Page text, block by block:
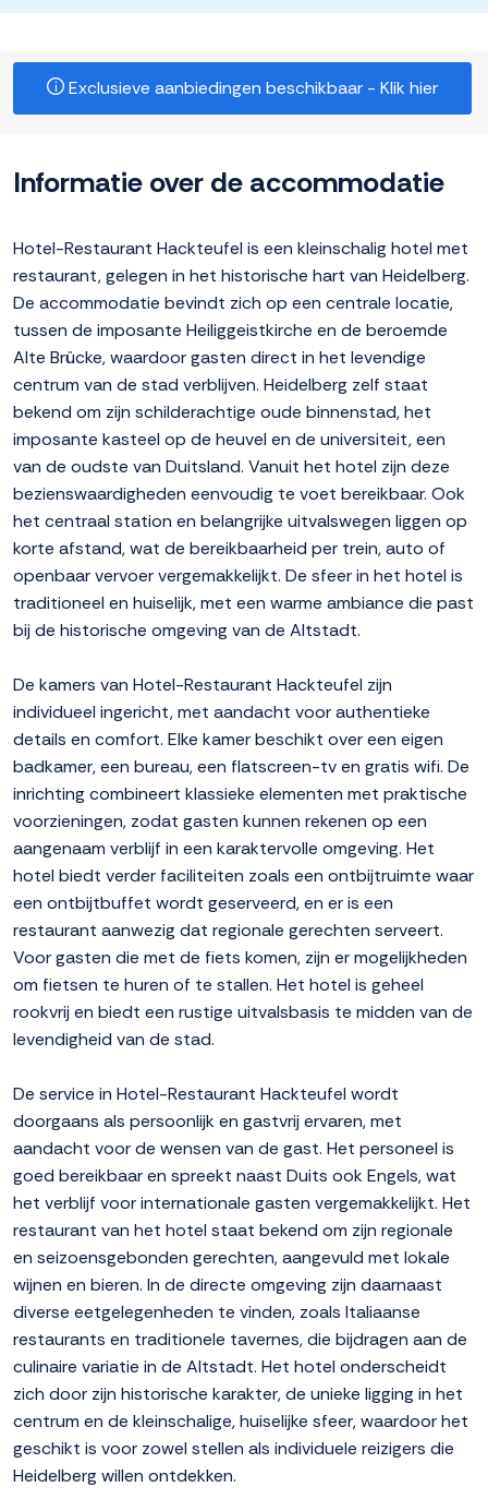
Exclusieve aanbiedingen beschikbaar - Klik hier
Informatie over de accommodatie
Hotel-Restaurant Hackteufel is een kleinschalig hotel met
restaurant, gelegen in het historische hart van Heidelberg.
De accommodatie bevindt zich op een centrale locatie,
tussen de imposante Heiliggeistkirche en de beroemde
Alte Brücke, waardoor gasten direct in het levendige
centrum van de stad verblijven. Heidelberg zelf staat
bekend om zijn schilderachtige oude binnenstad, het
imposante kasteel op de heuvel en de universiteit, een
van de oudste van Duitsland. Vanuit het hotel zijn deze
bezienswaardigheden eenvoudig te voet bereikbaar. Ook
het centraal station en belangrijke uitvalswegen liggen op
korte afstand, wat de bereikbaarheid per trein, auto of
openbaar vervoer vergemakkelijkt. De sfeer in het hotel is
traditioneel en huiselijk, met een warme ambiance die past
bij de historische omgeving van de Altstadt.
De kamers van Hotel-Restaurant Hackteufel zijn
individueel ingericht, met aandacht voor authentieke
details en comfort. Elke kamer beschikt over een eigen
badkamer, een bureau, een flatscreen-tv en gratis wifi. De
inrichting combineert klassieke elementen met praktische
voorzieningen, zodat gasten kunnen rekenen op een
aangenaam verblijf in een karaktervolle omgeving. Het
hotel biedt verder faciliteiten zoals een ontbijtruimte waar
een ontbijtbuffet wordt geserveerd, en er is een
restaurant aanwezig dat regionale gerechten serveert.
Voor gasten die met de fiets komen, zijn er mogelijkheden
om fietsen te huren of te stallen. Het hotel is geheel
rookvrij en biedt een rustige uitvalsbasis te midden van de
levendigheid van de stad.
De service in Hotel-Restaurant Hackteufel wordt
doorgaans als persoonlijk en gastvrij ervaren, met
aandacht voor de wensen van de gast. Het personeel is
goed bereikbaar en spreekt naast Duits ook Engels, wat
het verblijf voor internationale gasten vergemakkelijkt. Het
restaurant van het hotel staat bekend om zijn regionale
en seizoensgebonden gerechten, aangevuld met lokale
wijnen en bieren. In de directe omgeving zijn daarnaast
diverse eetgelegenheden te vinden, zoals Italiaanse
restaurants en traditionele tavernes, die bijdragen aan de
culinaire variatie in de Altstadt. Het hotel onderscheidt
zich door zijn historische karakter, de unieke ligging in het
centrum en de kleinschalige, huiselijke sfeer, waardoor het
geschikt is voor zowel stellen als individuele reizigers die
Heidelberg willen ontdekken.